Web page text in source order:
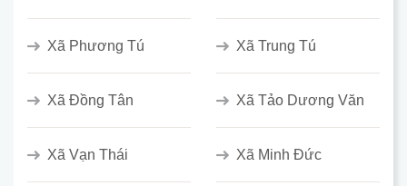
Xã Phương Tú Xã Trung Tú
Xã Đồng Tân Xã Tảo Dương Văn
Xã Vạn Thái Xã Minh Đức